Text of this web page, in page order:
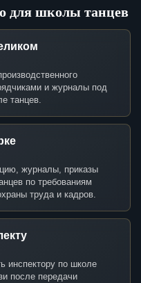
для школы танцев
и журналы под
танцев.
журналы, приказы
по требованиям
труда и кадров.
инспектору по школе
после передачи